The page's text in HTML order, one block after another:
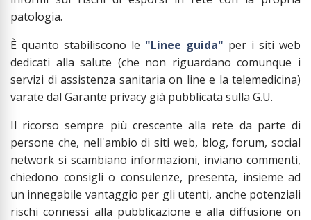
patologia.
È quanto stabiliscono le "Linee guida" per i siti web
dedicati alla salute (che non riguardano comunque i
servizi di assistenza sanitaria on line e la telemedicina)
varate dal Garante privacy già pubblicata sulla G.U.
Il ricorso sempre più crescente alla rete da parte di
persone che, nell'ambio di siti web, blog, forum, social
network si scambiano informazioni, inviano commenti,
chiedono consigli o consulenze, presenta, insieme ad
un innegabile vantaggio per gli utenti, anche potenziali
rischi connessi alla pubblicazione e alla diffusione on